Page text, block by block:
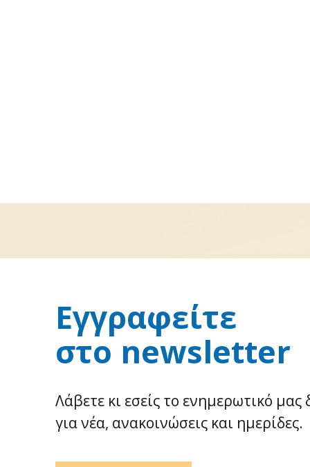
Εγγραφείτε
στο newsletter
Λάβετε κι εσείς το ενημερωτικό
για νέα, ανακοινώσεις και ημερίδες.